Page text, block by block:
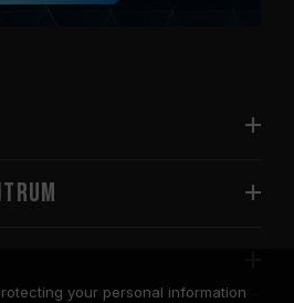
your personal information